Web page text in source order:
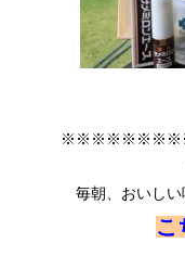
毎朝、おいし
こ